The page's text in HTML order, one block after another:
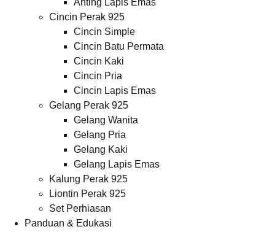
Anting Lapis Emas
Cincin Perak 925
Cincin Simple
Cincin Batu Permata
Cincin Kaki
Cincin Pria
Cincin Lapis Emas
Gelang Perak 925
Gelang Wanita
Gelang Pria
Gelang Kaki
Gelang Lapis Emas
Kalung Perak 925
Liontin Perak 925
Set Perhiasan
Panduan & Edukasi